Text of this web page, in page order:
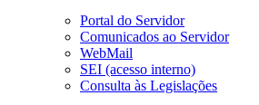
Portal do Servidor
Comunicados ao Servidor
WebMail
SEI (acesso interno)
Consulta às Legislações